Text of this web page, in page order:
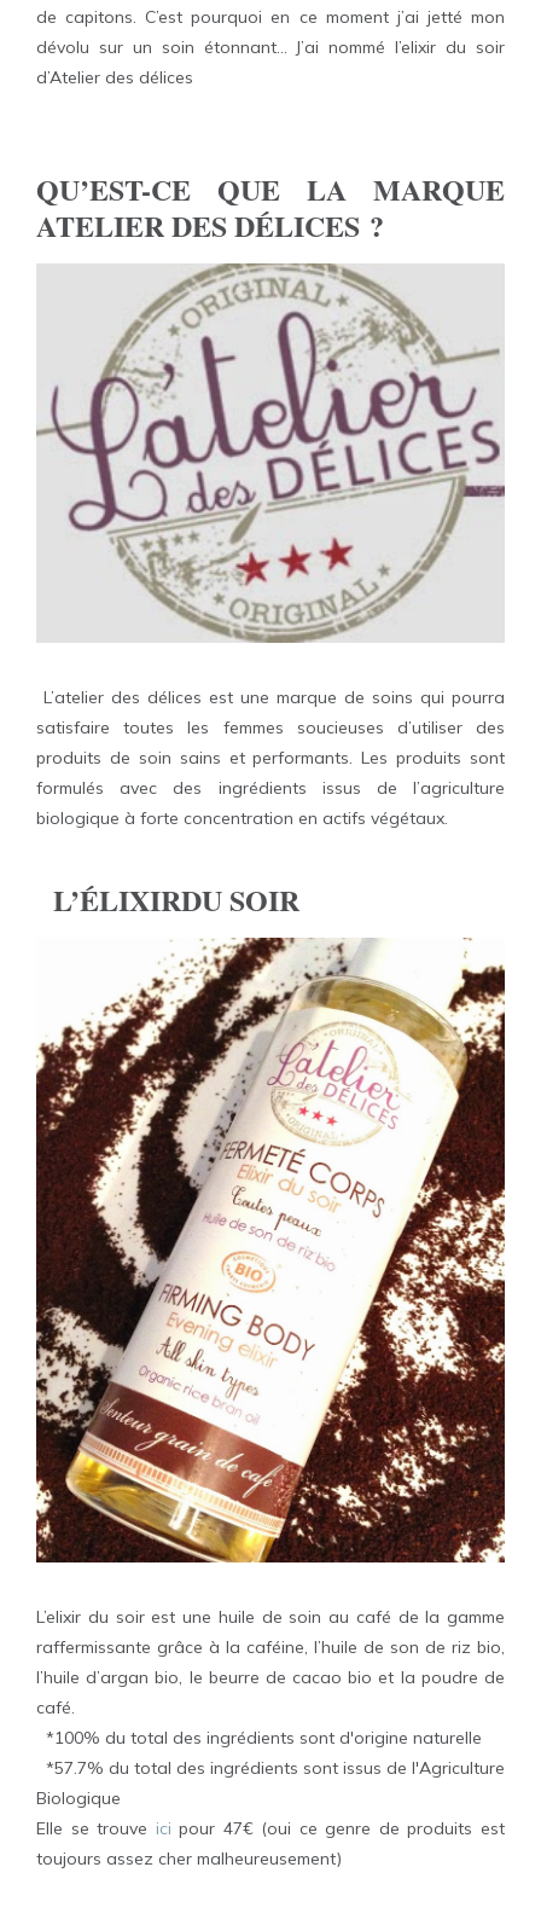
de capitons. C’est pourquoi en ce moment j’ai jetté mon
dévolu sur un soin étonnant… J’ai nommé l’elixir du soir
d’Atelier des délices
QU’EST-CE QUE LA MARQUE
ATELIER DES DÉLICES ?
L’atelier des délices est une marque de soins qui pourra
satisfaire toutes les femmes soucieuses d’utiliser des
produits de soin sains et performants. Les produits sont
formulés avec des ingrédients issus de l’agriculture
biologique à forte concentration en actifs végétaux.
L’ÉLIXIRDU SOIR
L’elixir du soir est une huile de soin au café de la gamme
raffermissante grâce à la caféine, l’huile de son de riz bio,
l’huile d’argan bio, le beurre de cacao bio et la poudre de
café.
*100% du total des ingrédients sont d'origine naturelle
*57.7% du total des ingrédients sont issus de l'Agriculture
Biologique
Elle se trouve ici pour 47€ (oui ce genre de produits est
toujours assez cher malheureusement)